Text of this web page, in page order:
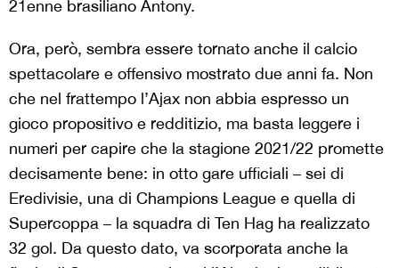
21enne brasiliano Antony.
Ora, però, sembra essere tornato anche il calcio
spettacolare e offensivo mostrato due anni fa. Non
che nel frattempo l’Ajax non abbia espresso un
gioco propositivo e redditizio, ma basta leggere i
numeri per capire che la stagione 2021/22 promette
decisamente bene: in otto gare ufficiali – sei di
Eredivisie, una di Champions League e quella di
Supercoppa – la squadra di Ten Hag ha realizzato
32 gol. Da questo dato, va scorporata anche la